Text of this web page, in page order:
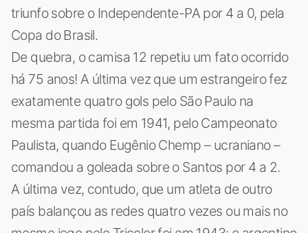
triunfo sobre o Independente-PA por 4 a 0, pela
Copa do Brasil.
De quebra, o camisa 12 repetiu um fato ocorrido
há 75 anos! A última vez que um estrangeiro fez
exatamente quatro gols pelo São Paulo na
mesma partida foi em 1941, pelo Campeonato
Paulista, quando Eugênio Chemp – ucraniano –
comandou a goleada sobre o Santos por 4 a 2.
A última vez, contudo, que um atleta de outro
país balançou as redes quatro vezes ou mais no